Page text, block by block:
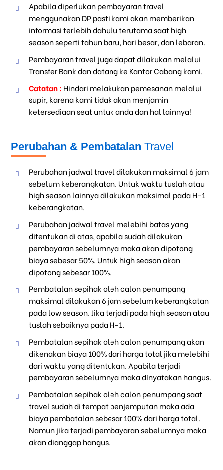
Apabila diperlukan pembayaran travel
menggunakan DP pasti kami akan memberikan
informasi terlebih dahulu terutama saat high
season seperti tahun baru, hari besar, dan lebaran.
Pembayaran travel juga dapat dilakukan melalui
Transfer Bank dan datang ke Kantor Cabang kami.
Catatan : Hindari melakukan pemesanan melalui
supir, karena kami tidak akan menjamin
ketersediaan seat untuk anda dan hal lainnya!
Perubahan & PembatalanTravel
Perubahan jadwal travel dilakukan maksimal 6 jam
sebelum keberangkatan. Untuk waktu tuslah atau
high season lainnya dilakukan maksimal pada H-1
keberangkatan.
Perubahan jadwal travel melebihi batas yang
ditentukan di atas, apabila sudah dilakukan
pembayaran sebelumnya maka akan dipotong
biaya sebesar 50%. Untuk high season akan
dipotong sebesar 100%.
Pembatalan sepihak oleh calon penumpang
maksimal dilakukan 6 jam sebelum keberangkatan
pada low season. Jika terjadi pada high season atau
tuslah sebaiknya pada H-1.
Pembatalan sepihak oleh calon penumpang akan
dikenakan biaya 100% dari harga total jika melebihi
dari waktu yang ditentukan. Apabila terjadi
pembayaran sebelumnya maka dinyatakan hangus.
Pembatalan sepihak oleh calon penumpang saat
travel sudah di tempat penjemputan maka ada
biaya pembatalan sebesar 100% dari harga total.
Namun jika terjadi pembayaran sebelumnya maka
akan dianggap hangus.